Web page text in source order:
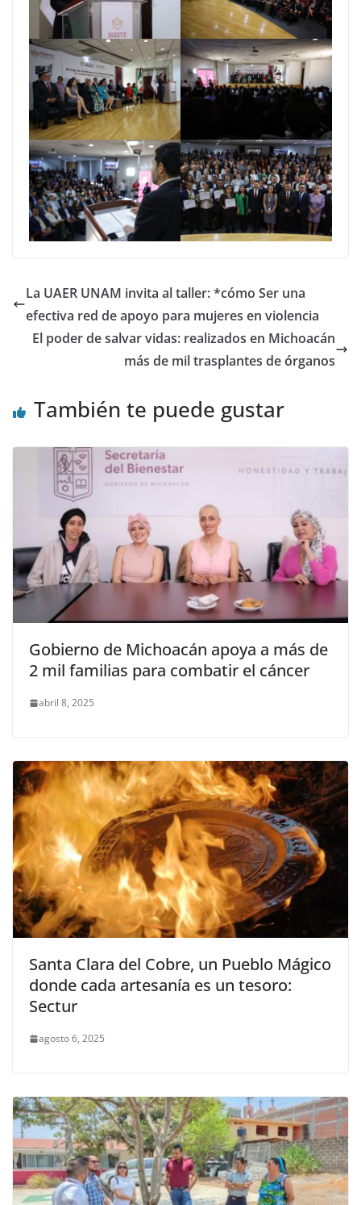
La UAER UNAM invita al taller: *cómo Ser una
efectiva red de apoyo para mujeres en violencia
El poder de salvar vidas: realizados en Michoacán
más de mil trasplantes de órganos
También te puede gustar
Gobierno de Michoacán apoya a más de
2 mil familias para combatir el cáncer
abril 8, 2025
Santa Clara del Cobre, un Pueblo Mágico
donde cada artesanía es un tesoro:
Sectur
agosto 6, 2025